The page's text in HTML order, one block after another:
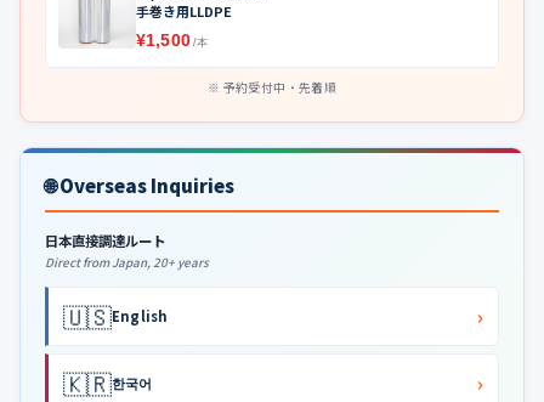
手巻き用LLDPE
¥1,500 /本
予約受付中・先着順
🌐 Overseas Inquiries
日本直接調達ルート
Direct from Japan, 20+ years
🇺🇸English ›
🇰🇷한국어 ›